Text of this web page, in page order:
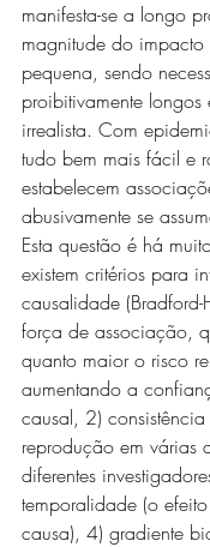
manifesta-se a longo
magnitude do impacto
pequena, sendo
proibitivamente
irrealista. Com
tudo bem mais fácil e
estabelecem
abusivamente se
Esta questão é há
existem critérios para
causalidade (Bradford-
força de associação,
quanto maior o risco
aumentando a
causal, 2)
reprodução em várias
diferentes
temporalidade (o
causa), 4) gradiente